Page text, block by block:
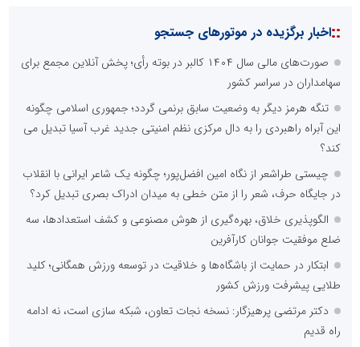
::اخبار برگزیده در موتورهای جستجو
صورت‌های مالی سال ۱۴۰۴ کالبر در بوته رأی؛ پخش آنلاین مجمع برای
سهامداران در سراسر کشور
تنگه هرمز دیگر به وضعیت سابق برنمی گردد؛ جمهوری اسلامی چگونه
این آبراه راهبردی را به دال مرکزی نظم امنیتی جدید غرب آسیا تبدیل می
کند؟
چیستی طراشعر از نگاه امین افضل‌پور؛ چگونه یک شاعر ایرانی با انقلاب
در جایگاه حرف، شعر را از متن خطی به میدان ادراک بصری تبدیل کرد؟
الگوپذیری خلاق، بهره‌گیری از هوش مصنوعی و کشف استعدادها، سه
ضلع موفقیت جوانان کارآفرین
ابتکار در حمایت از باشگاه‌ها و خلاقیت در توسعه ورزش همگانی؛ کلید
طلایی پیشرفت ورزش کشور
دکتر مرتضی پرهیزگار: نسخه نجات تعاون، شبکه سازی است، نه ادامه
راه قدیم